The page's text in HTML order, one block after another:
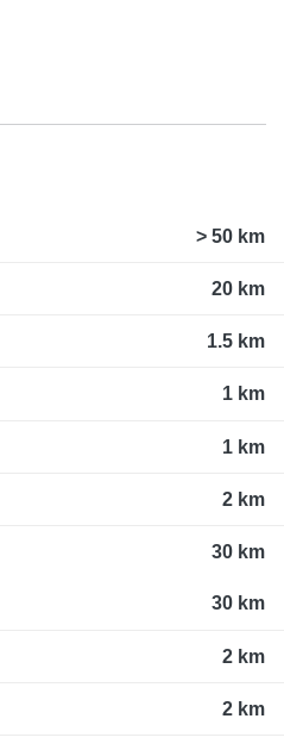
> 50 km
20 km
1.5 km
1 km
1 km
2 km
30 km
30 km
2 km
2 km